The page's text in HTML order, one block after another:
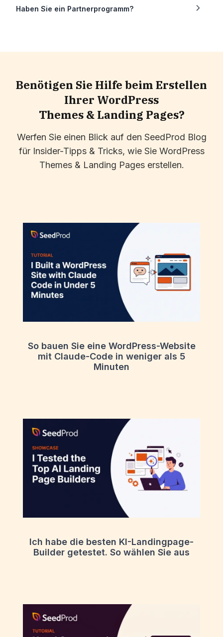
Haben Sie ein Partnerprogramm?
Benötigen Sie Hilfe beim Erstellen
Ihrer WordPress
Themes & Landing Pages?
Werfen Sie einen Blick auf den SeedProd Blog
für Insider-Tipps & Tricks, wie Sie WordPress
Themes & Landing Pages erstellen.
So bauen Sie eine WordPress-Website
mit Claude-Code in weniger als 5
Minuten
Ich habe die besten KI-Landingpage-
Builder getestet. So wählen Sie aus